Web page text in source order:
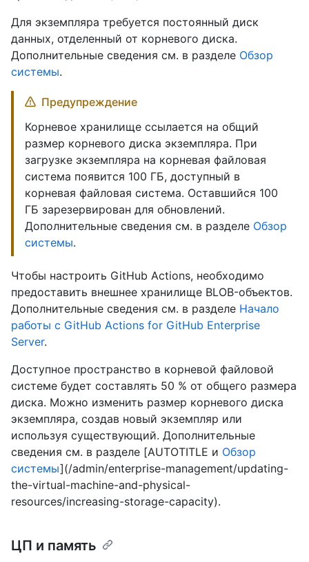
Для экземпляра требуется постоянный диск
данных, отделенный от корневого диска.
Дополнительные сведения см. в разделе Обзор
системы.
Предупреждение
Корневое хранилище ссылается на общий
размер корневого диска экземпляра. При
загрузке экземпляра на корневая файловая
система появится 100 ГБ, доступный в
корневая файловая система. Оставшийся 100
ГБ зарезервирован для обновлений.
Дополнительные сведения см. в разделе Обзор
системы.
Чтобы настроить GitHub Actions, необходимо
предоставить внешнее хранилище BLOB-объектов.
Дополнительные сведения см. в разделе Начало
работы с GitHub Actions for GitHub Enterprise
Server.
Доступное пространство в корневой файловой
системе будет составлять 50 % от общего размера
диска. Можно изменить размер корневого диска
экземпляра, создав новый экземпляр или
используя существующий. Дополнительные
сведения см. в разделе [AUTOTITLE и Обзор
системы](/admin/enterprise-management/updating-
the-virtual-machine-and-physical-
resources/increasing-storage-capacity).
ЦП и память